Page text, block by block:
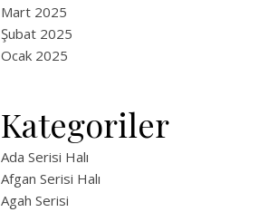
Mart 2025
Şubat 2025
Ocak 2025
Kategoriler
Ada Serisi Halı
Afgan Serisi Halı
Agah Serisi